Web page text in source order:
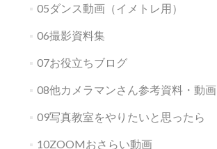
05ダンス動画（イメトレ用）
06撮影資料集
07お役立ちブログ
08他カメラマンさん参考資料・動画
09写真教室をやりたいと思ったら
10ZOOMおさらい動画